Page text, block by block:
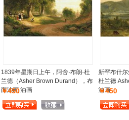
1839年星期日上午，阿舍·布朗·杜
兰德（Asher Brown Durand），布
面油画 油画
￥450
新罕布什尔
杜兰德
油画
￥450